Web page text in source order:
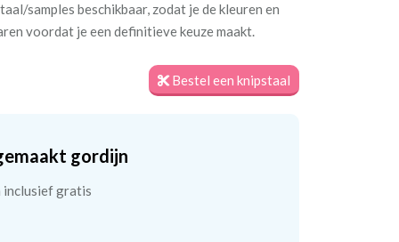
samples beschikbaar, zodat je de kleuren en
voordat je een definitieve keuze maakt.
Bestel een knipstaal
gordijn
inclusief gratis